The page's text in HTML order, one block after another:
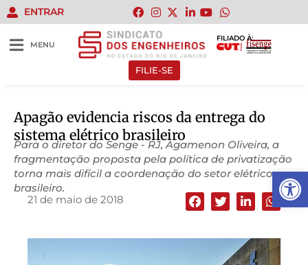
Abrir
ENTRAR
MENU
FILIADO À:
FILIE-SE
Apagão evidencia riscos da entrega do
sistema elétrico brasileiro
Para o diretor do Senge - RJ, Agamenon Oliveira, a
fragmentação proposta pela política de privatização
torna mais difícil a coordenação do setor elétrico
brasileiro.
21 de maio de 2018